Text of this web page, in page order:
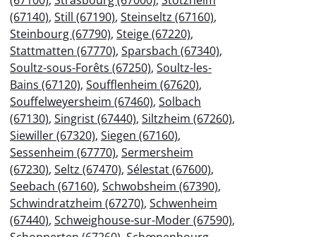
(67140), Still (67190), Steinseltz (67160),
Steinbourg (67790), Steige (67220),
Stattmatten (67770), Sparsbach (67340),
Soultz-sous-Forêts (67250), Soultz-les-
Bains (67120), Soufflenheim (67620),
Souffelweyersheim (67460), Solbach
(67130), Singrist (67440), Siltzheim (67260),
Siewiller (67320), Siegen (67160),
Sessenheim (67770), Sermersheim
(67230), Seltz (67470), Sélestat (67600),
Seebach (67160), Schwobsheim (67390),
Schwindratzheim (67270), Schwenheim
(67440), Schweighouse-sur-Moder (67590),